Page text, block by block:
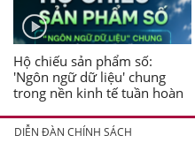
Hộ chiếu sản phẩm số:
'Ngôn ngữ dữ liệu' chung
trong nền kinh tế tuần hoàn
DIỄN ĐÀN CHÍNH SÁCH